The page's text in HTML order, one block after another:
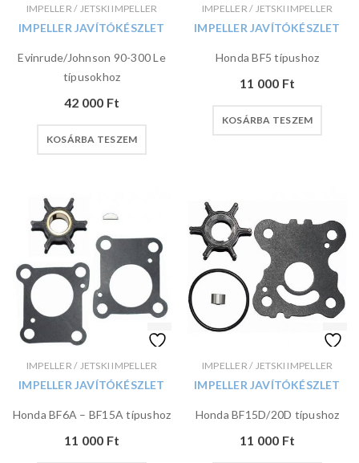
IMPELLER / JETSKI IMPELLER
IMPELLER JAVÍTÓKÉSZLET
Evinrude/Johnson 90-300 Le
típusokhoz
42 000 Ft
KOSÁRBA TESZEM
IMPELLER / JETSKI IMPELLER
IMPELLER JAVÍTÓKÉSZLET
Honda BF5 típushoz
11 000 Ft
KOSÁRBA TESZEM
IMPELLER / JETSKI IMPELLER
IMPELLER JAVÍTÓKÉSZLET
Honda BF6A – BF15A típushoz
11 000 Ft
IMPELLER / JETSKI IMPELLER
IMPELLER JAVÍTÓKÉSZLET
Honda BF15D/20D típushoz
11 000 Ft